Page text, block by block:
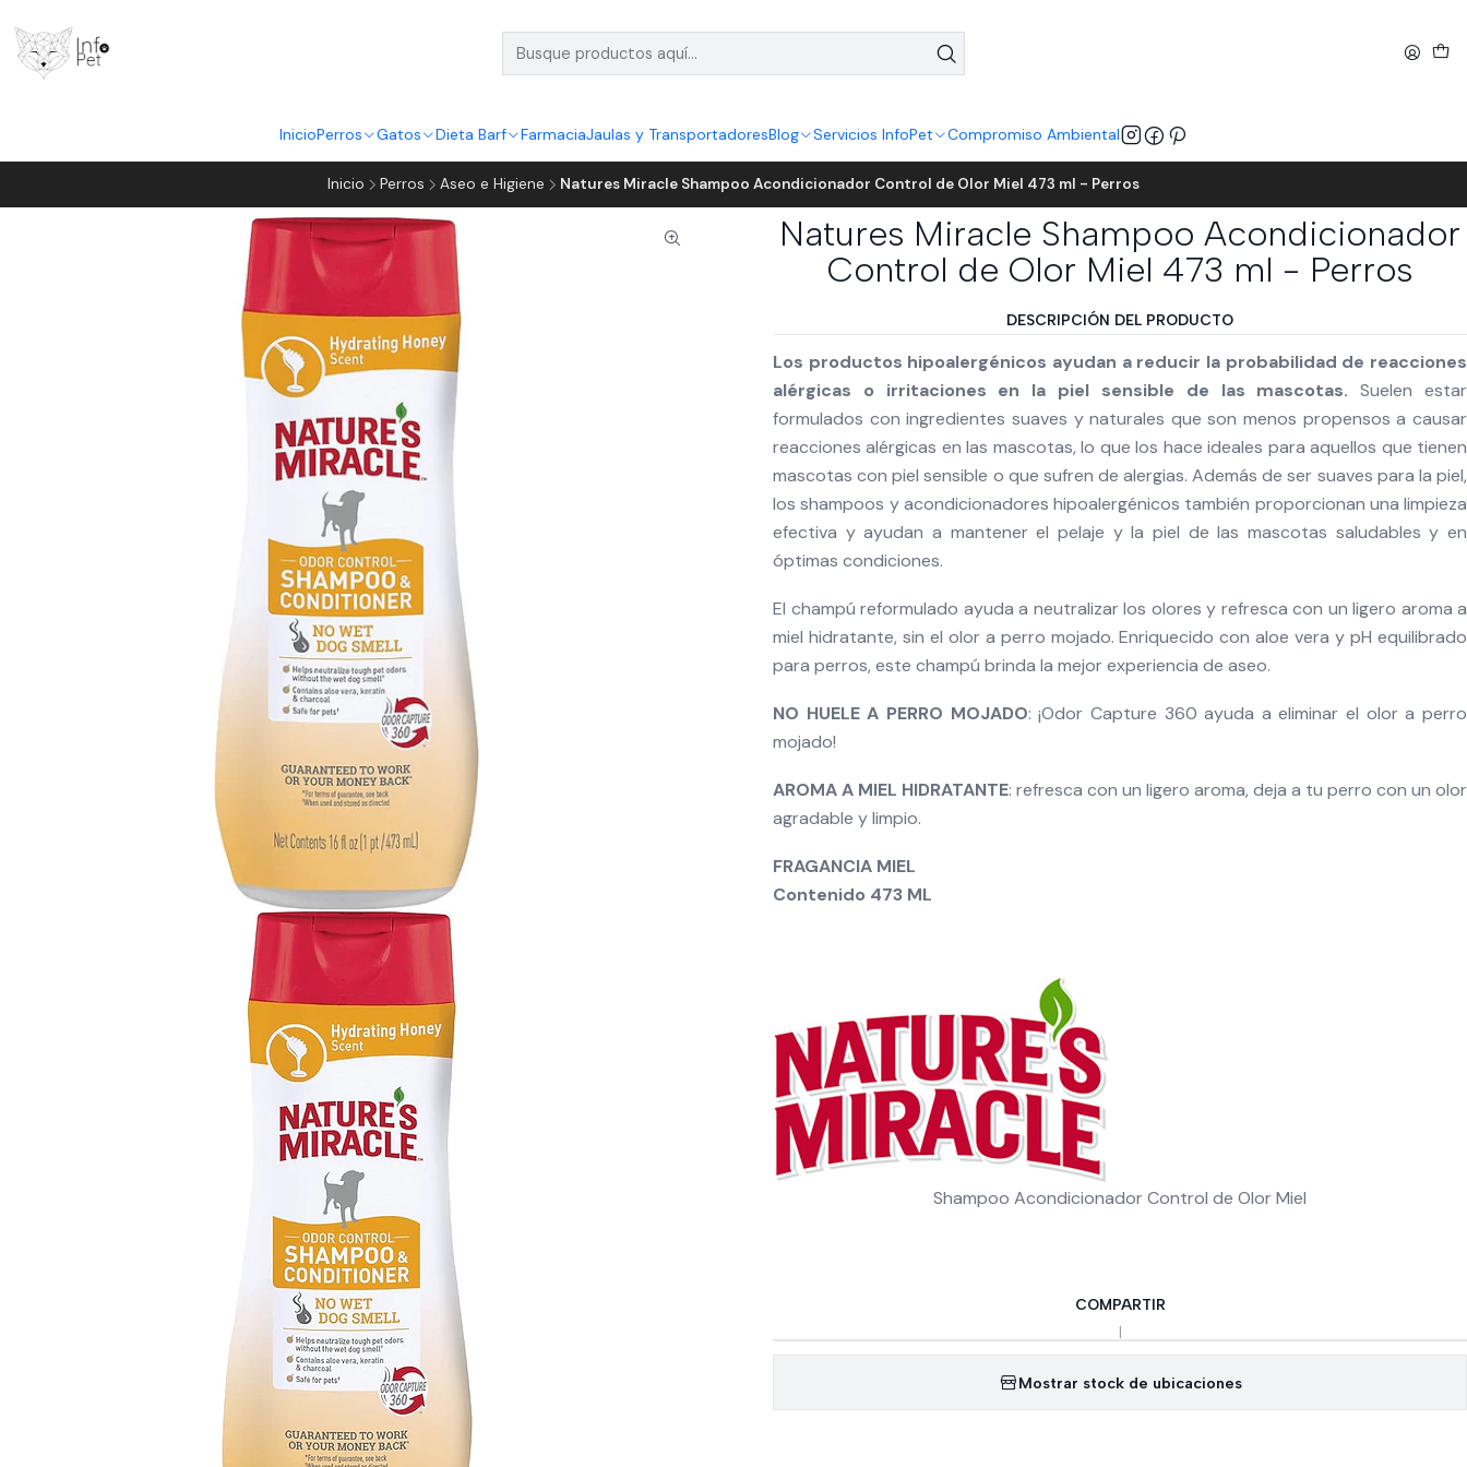
InicioPerros Gatos Dieta Barf FarmaciaJaulas y TransportadoresBlog Servicios InfoPet Compromiso Ambiental
Inicio Perros Aseo e Higiene Natures Miracle Shampoo Acondicionador Control de Olor Miel 473 ml - Perros
Natures Miracle Shampoo Acondicionador
Control de Olor Miel 473 ml - Perros
DESCRIPCIÓN DEL PRODUCTO
Los productos hipoalergénicos ayudan a reducir la probabilidad de reacciones
alérgicas o irritaciones en la piel sensible de las mascotas. Suelen estar
formulados con ingredientes suaves y naturales que son menos propensos a causar
reacciones alérgicas en las mascotas, lo que los hace ideales para aquellos que tienen
mascotas con piel sensible o que sufren de alergias. Además de ser suaves para la piel,
los shampoos y acondicionadores hipoalergénicos también proporcionan una limpieza
efectiva y ayudan a mantener el pelaje y la piel de las mascotas saludables y en
óptimas condiciones.
El champú reformulado ayuda a neutralizar los olores y refresca con un ligero aroma a
miel hidratante, sin el olor a perro mojado. Enriquecido con aloe vera y pH equilibrado
para perros, este champú brinda la mejor experiencia de aseo.
NO HUELE A PERRO MOJADO: ¡Odor Capture 360 ayuda a eliminar el olor a perro
mojado!
AROMA A MIEL HIDRATANTE: refresca con un ligero aroma, deja a tu perro con un olor
agradable y limpio.
FRAGANCIA MIEL
Contenido 473 ML
Shampoo Acondicionador Control de Olor Miel
COMPARTIR
|
Mostrar stock de ubicaciones